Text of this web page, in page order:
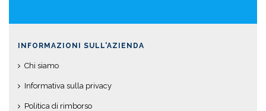
INFORMAZIONI SULL'AZIENDA
Chi siamo
Informativa sulla privacy
Politica di rimborso